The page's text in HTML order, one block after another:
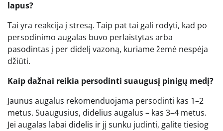
lapus?
Tai yra reakcija į stresą. Taip pat tai gali rodyti, kad po
persodinimo augalas buvo perlaistytas arba
pasodintas į per didelį vazoną, kuriame žemė nespėja
džiūti.
Kaip dažnai reikia persodinti suaugusį pinigų medį?
Jaunus augalus rekomenduojama persodinti kas 1–2
metus. Suaugusius, didelius augalus – kas 3–4 metus.
Jei augalas labai didelis ir jį sunku judinti, galite tiesiog